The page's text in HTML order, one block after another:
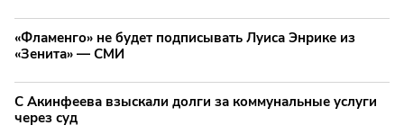
«Фламенго» не будет подписывать Луиса Энрике из
«Зенита» — СМИ
С Акинфеева взыскали долги за коммунальные услуги
через суд